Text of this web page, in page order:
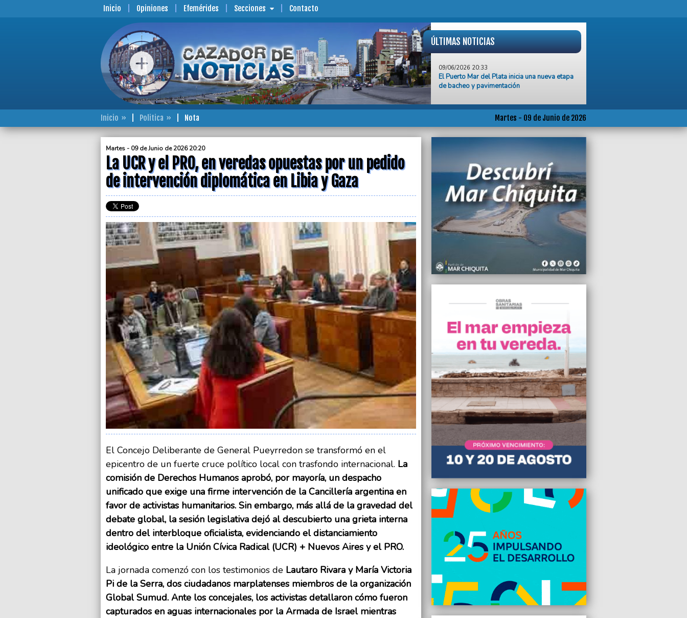
Inicio Opiniones Efemérides Secciones Contacto
ÚLTIMAS NOTICIAS
El Puerto Mar del Plata inicia una nueva etapa
de bacheo y pavimentación
Solicitan al Municipio la entrega de
documentación clave sobre el contrato con la
firma Minella Stadium S.A.
09/06/2026 20:20
La UCR y el PRO, en veredas opuestas por un
09/06/2026 15:59
El Sindicato de la Carne en estado de alerta
por 15 trabajadores despedidos del ex
Frigorífico Sadowa
09/06/2026 10:49
El salario mínimo rinde menos que en 2001 y
poder adquisitivo
09/06/2026 10:39
El HIGA se convierte en el primer hospital
de identificación obligatorias
09/06/2026 09:59
Trenes Argentinos habilitó la venta de los
pasajes a Mar del Plata
09/06/2026 09:08
“No deseamos un nuevo Alem en ningún
barrio”, vecinos de la zona de la calle
Olavarría rechazan la reforma de la Ordenanza
14.000
09/06/2026 08:30
El Concejo Deliberante avanzó en la defensa
de la Zona Fría con una fuerte interna en el
oficialismo
09/06/2026 05:50
director de una empresa de nutrición deportiva
de Martín Menem
Martes - 09 de Junio de 2026
Inicio Politica Nota
Martes - 09 de Junio de 2026 20:20
La UCR y el PRO, en veredas opuestas por un pedido
de intervención diplomática en Libia y Gaza
El Concejo Deliberante de General Pueyrredon se transformó en el
epicentro de un fuerte cruce político local con trasfondo internacional. La
comisión de Derechos Humanos aprobó, por mayoría, un despacho
unificado que exige una firme intervención de la Cancillería argentina en
favor de activistas humanitarios. Sin embargo, más allá de la gravedad del
debate global, la sesión legislativa dejó al descubierto una grieta interna
dentro del interbloque oficialista, evidenciando el distanciamiento
ideológico entre la Unión Cívica Radical (UCR) + Nuevos Aires y el PRO.
La jornada comenzó con los testimonios de Lautaro Rivara y María Victoria
Pi de la Serra, dos ciudadanos marplatenses miembros de la organización
Global Sumud. Ante los concejales, los activistas detallaron cómo fueron
capturados en aguas internacionales por la Armada de Israel mientras